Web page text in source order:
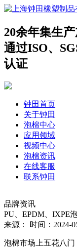
20余年集生
通过ISO、
认证
钟田首页
关于钟田
泡棉中心
应用领域
视频中心
泡棉资讯
在线客服
联系钟田
品牌资讯
PU、EPDM、IXPE
来源： 时间：2024-
泡棉市场上五花八